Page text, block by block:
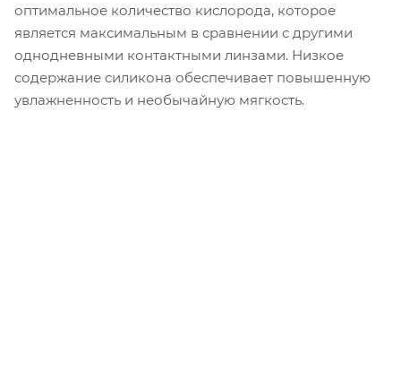
оптимальное количество кислорода, которое
является максимальным в сравнении с другими
однодневными контактными линзами. Низкое
содержание силикона обеспечивает повышенную
увлажненность и необычайную мягкость.